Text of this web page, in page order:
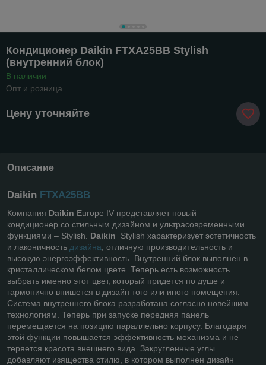
Кондиционер Daikin FTXA25BB Stylish
(внутренний блок)
В наличии
Опт и розница
Цену уточняйте
Описание
Daikin FTXA25BB
Компания Daikin Europe IV представляет новый
кондиционер со стильным дизайном и ультрасовременными
функциями – Stylish. Daikin
Stylish характеризует эстетичность
и лаконичность дизайна , отличную производительность и
высокую энергоэффективность. Внутренний блок выполнен в
кристаллическом белом цвете. Теперь есть возможность
выбрать именно этот цвет, который придется по душе и
гармонично впишется в дизайн того или иного помещения.
Система внутреннего блока разработана согласно новейшим
технологиям. Теперь при запуске передняя панель
перемещается на позицию параллельно корпусу. Благодаря
этой функции повышается эффективность механизма и не
теряется красота внешнего вида. Закругленные углы
добавляют изящества стилю, в котором выполнен дизайн